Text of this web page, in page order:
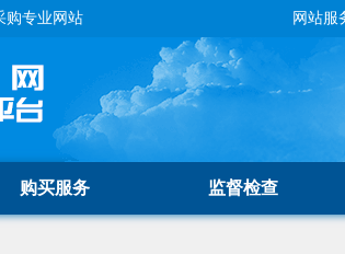
购专业网站 网站服
购买服务 监督检查